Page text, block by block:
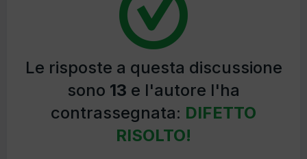
Le risposte a questa discussione
sono 13 e l'autore l'ha
contrassegnata: DIFETTO
RISOLTO!